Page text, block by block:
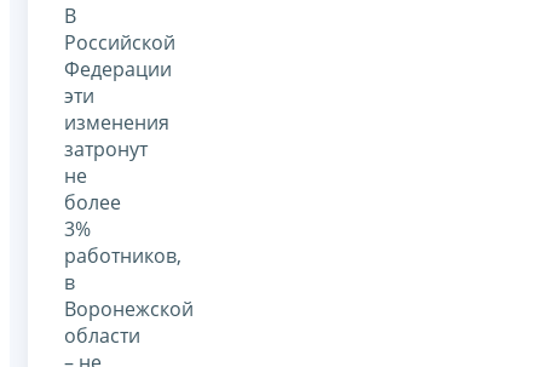
В
Российской
Федерации
эти
изменения
затронут
не
более
3%
работников,
в
Воронежской
области
– не